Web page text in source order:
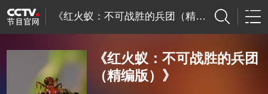
《红火蚁：不可战胜的兵团（精编版）》
《红火蚁：不可战胜的兵团
（精编版）》